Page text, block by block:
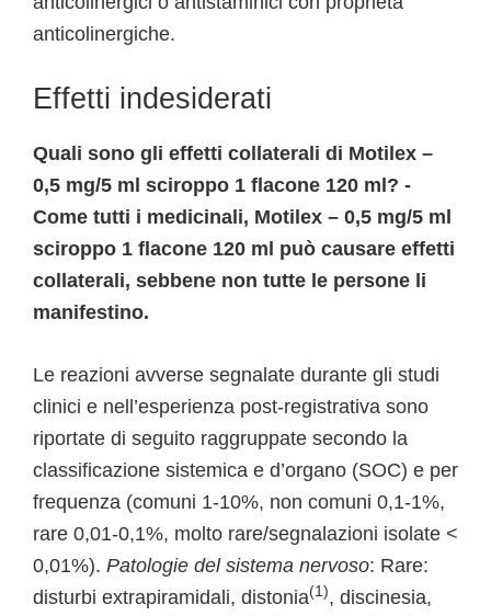
anticolinergiche.
Effetti indesiderati
Quali sono gli effetti collaterali di Motilex –
0,5 mg/5 ml sciroppo 1 flacone 120 ml? -
Come tutti i medicinali, Motilex – 0,5 mg/5 ml
sciroppo 1 flacone 120 ml può causare effetti
collaterali, sebbene non tutte le persone li
manifestino.
Le reazioni avverse segnalate durante gli studi
clinici e nell’esperienza post-registrativa sono
riportate di seguito raggruppate secondo la
classificazione sistemica e d’organo (SOC) e per
frequenza (comuni 1-10%, non comuni 0,1-1%,
rare 0,01-0,1%, molto rare/segnalazioni isolate <
0,01%). Patologie del sistema nervoso: Rare:
disturbi extrapiramidali, distonia(1), discinesia,